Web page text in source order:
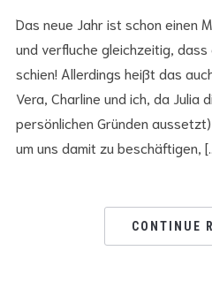
Das neue Jahr ist schon einen
und verfluche gleichzeitig,
schien! Allerdings heißt das
Vera, Charline und ich, da Julia
persönlichen Gründen
um uns damit zu beschäftigen,
CONTINUE